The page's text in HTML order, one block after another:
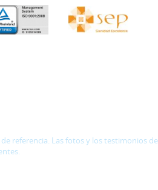
referencia. Las fotos y los testimonios